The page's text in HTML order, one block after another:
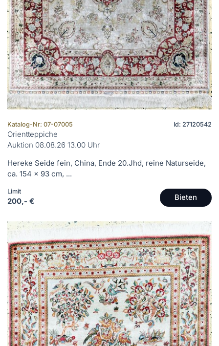
Katalog-Nr: 07-07005 Id: 27120542
Orientteppiche
Auktion 08.08.26 13.00 Uhr
Hereke Seide fein, China, Ende 20.Jhd, reine Naturseide,
ca. 154 x 93 cm, ...
Limit
200,- € Bieten